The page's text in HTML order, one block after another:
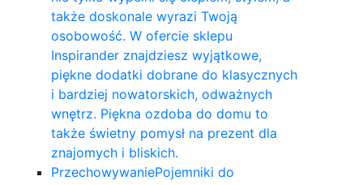
także doskonale wyrazi Twoją
osobowość. W ofercie sklepu
Inspirander znajdziesz wyjątkowe,
piękne dodatki dobrane do klasycznych
i bardziej nowatorskich, odważnych
wnętrz. Piękna ozdoba do domu to
także świetny pomysł na prezent dla
znajomych i bliskich.
PrzechowywaniePojemniki do